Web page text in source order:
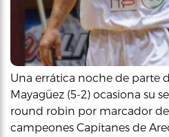
Una errática noche de parte
Mayagüez (5-2) ocasiona su
round robin por marcador
campeones Capitanes de